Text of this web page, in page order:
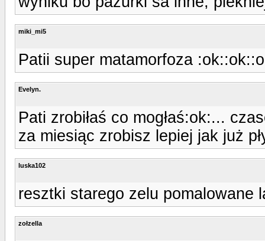
miki_mi5
Patii super matamorfoza
Evelyn.
Pati zrobiłaś co mogłaś:ok:...
za miesiąc zrobisz lepiej jak już
luska102
resztki starego zelu pomalowane
zołzella